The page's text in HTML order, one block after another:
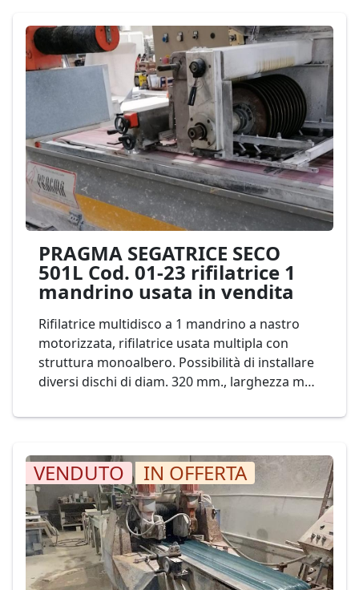
PRAGMA SEGATRICE SECO
501L Cod. 01-23 rifilatrice 1
mandrino usata in vendita
Rifilatrice multidisco a 1 mandrino a nastro
motorizzata, rifilatrice usata multipla con
struttura monoalbero. Possibilità di installare
diversi dischi di diam. 320 mm., larghezza max
Cod. 01-23
VENDUTO IN OFFERTA